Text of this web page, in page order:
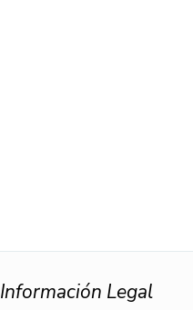
Información Legal